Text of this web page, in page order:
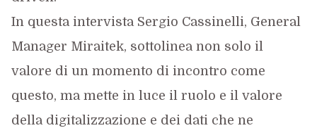
In questa intervista Sergio Cassinelli, General
Manager Miraitek, sottolinea non solo il
valore di un momento di incontro come
questo, ma mette in luce il ruolo e il valore
della digitalizzazione e dei dati che ne